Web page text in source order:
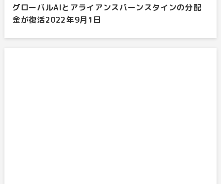
グローバルAIとアライアンスバーンスタインの分配
金が復活2022年9月1日